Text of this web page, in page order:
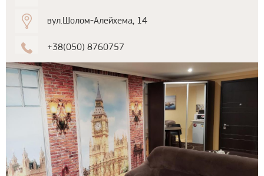
вул.Шолом-Алейхема, 14
+38(050) 8760757